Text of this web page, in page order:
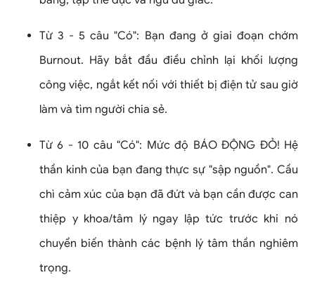
Từ 3 - 5 câu "Có": Bạn đang ở giai đoạn chớm
Burnout. Hãy bắt đầu điều chỉnh lại khối lượng
công việc, ngắt kết nối với thiết bị điện tử sau giờ
làm và tìm người chia sẻ.
Từ 6 - 10 câu "Có": Mức độ BÁO ĐỘNG ĐỎ! Hệ
thần kinh của bạn đang thực sự "sập nguồn". Cầu
chì cảm xúc của bạn đã đứt và bạn cần được can
thiệp y khoa/tâm lý ngay lập tức trước khi nó
chuyển biến thành các bệnh lý tâm thần nghiêm
trọng.